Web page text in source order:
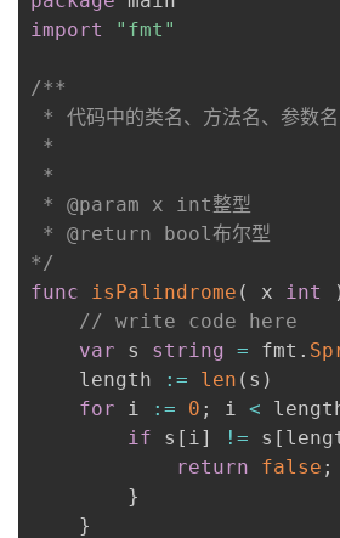
import
"fmt"
/**
* 代码中的类名、方法名、参数
*
*
* @param x int整型
* @return bool布尔型
*/
func
isPalindrome ( x int
// write code here
var s string = fmt .
    length
:= len ( s )
for i := 0 ; i <
if s [ i] != s [
return
false ;
}
}